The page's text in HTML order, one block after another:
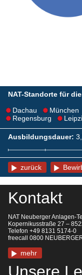
NAT-Standorte für
Dachau
München
Regensburg
Ausbildungsdauer:
zurück
Kontakt
NAT Neuberger Anlagen-
Kopernikusstraße 27 –
Telefon +49 8131 5174-0
freecall 0800
mehr